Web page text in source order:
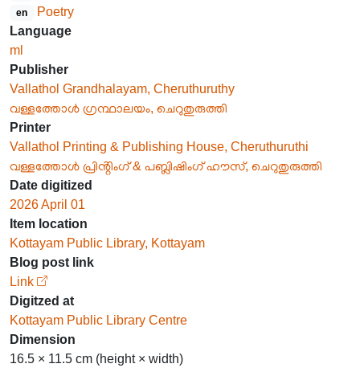
en
Poetry
Language
ml
Publisher
Vallathol Grandhalayam, Cheruthuruthy
വള്ളത്തോൾ ഗ്രന്ഥാലയം, ചെറുതുരുത്തി
Printer
Vallathol Printing & Publishing House, Cheruthuruthi
വള്ളത്തോൾ പ്രിൻ്റിംഗ് & പബ്ലിഷിംഗ് ഹൗസ്, ചെറുതുരുത്തി
Date digitized
2026 April 01
Item location
Kottayam Public Library, Kottayam
Blog post link
Link
Digitzed at
Kottayam Public Library Centre
Dimension
16.5 × 11.5 cm (height × width)